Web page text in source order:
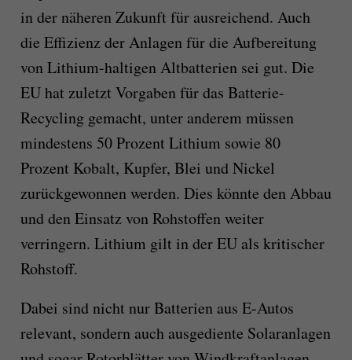
in der näheren Zukunft für ausreichend. Auch
die Effizienz der Anlagen für die Aufbereitung
von Lithium-haltigen Altbatterien sei gut. Die
EU hat zuletzt Vorgaben für das Batterie-
Recycling gemacht, unter anderem müssen
mindestens 50 Prozent Lithium sowie 80
Prozent Kobalt, Kupfer, Blei und Nickel
zurückgewonnen werden. Dies könnte den Abbau
und den Einsatz von Rohstoffen weiter
verringern. Lithium gilt in der EU als kritischer
Rohstoff.
Dabei sind nicht nur Batterien aus E-Autos
relevant, sondern auch ausgediente Solaranlagen